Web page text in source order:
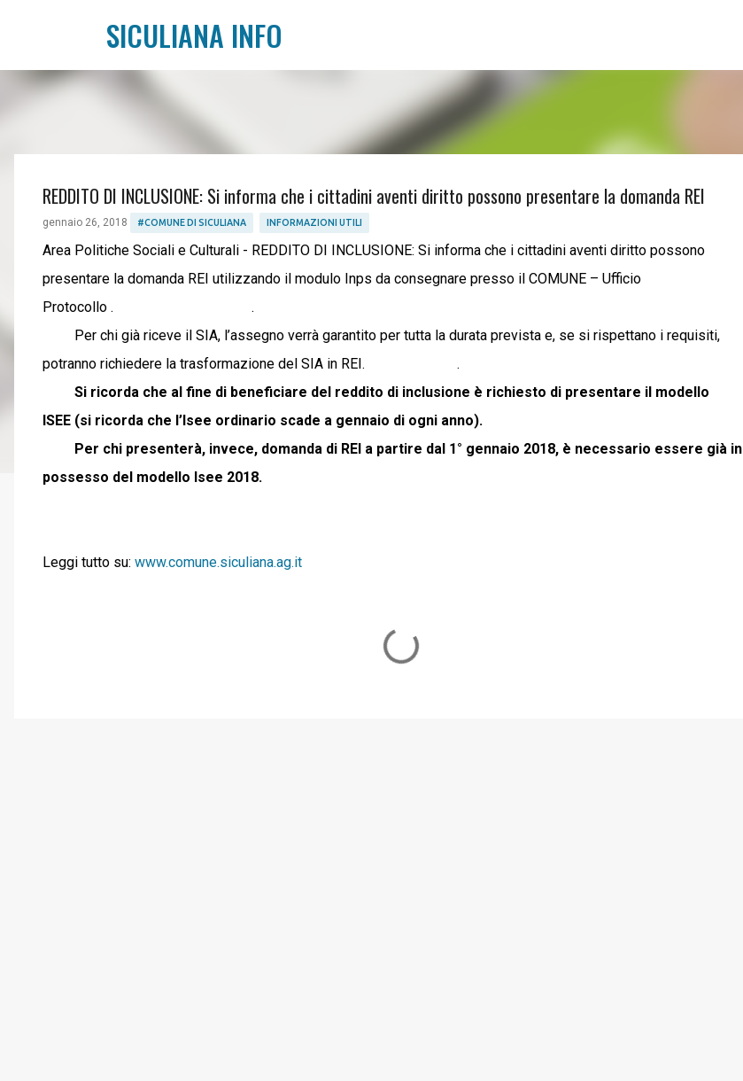
SICULIANA INFO
REDDITO DI INCLUSIONE: Si informa che i cittadini aventi diritto possono presentare la domanda REI
gennaio 26, 2018 #COMUNE DI SICULIANA INFORMAZIONI UTILI
Area Politiche Sociali e Culturali - REDDITO DI INCLUSIONE: Si informa che i cittadini aventi diritto possono
presentare la domanda REI utilizzando il modulo Inps da consegnare presso il COMUNE – Ufficio
Protocollo . .
Per chi già riceve il SIA, l’assegno verrà garantito per tutta la durata prevista e, se si rispettano i requisiti,
potranno richiedere la trasformazione del SIA in REI. .
Si ricorda che al fine di beneficiare del reddito di inclusione è richiesto di presentare il modello
ISEE (si ricorda che l’Isee ordinario scade a gennaio di ogni anno).
Per chi presenterà, invece, domanda di REI a partire dal 1° gennaio 2018, è necessario essere già in
possesso del modello Isee 2018.
Leggi tutto su: www.comune.siculiana.ag.it